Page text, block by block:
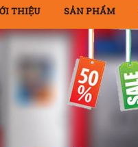
THIỆU SẢN PHẨM